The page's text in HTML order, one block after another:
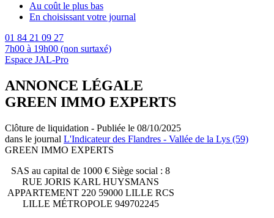
Au coût le plus bas
En choisissant votre journal
01 84 21 09 27
7h00 à 19h00 (non surtaxé)
Espace JAL-Pro
ANNONCE LÉGALE
GREEN IMMO EXPERTS
Clôture de liquidation - Publiée le 08/10/2025
dans le journal L'Indicateur des Flandres - Vallée de la Lys (59)
GREEN IMMO EXPERTS
SAS au capital de 1000 € Siège social : 8
RUE JORIS KARL HUYSMANS
APPARTEMENT 220 59000 LILLE RCS
LILLE MÉTROPOLE 949702245